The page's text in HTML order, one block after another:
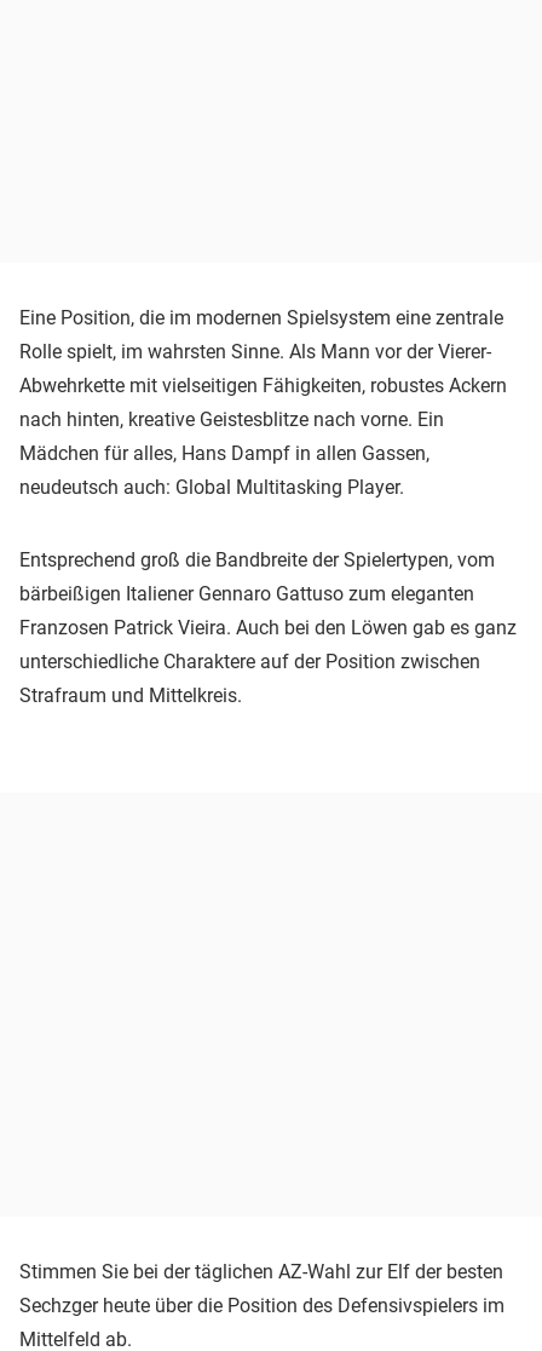
Eine Position, die im modernen Spielsystem eine zentrale
Rolle spielt, im wahrsten Sinne. Als Mann vor der Vierer-
Abwehrkette mit vielseitigen Fähigkeiten, robustes Ackern
nach hinten, kreative Geistesblitze nach vorne. Ein
Mädchen für alles, Hans Dampf in allen Gassen,
neudeutsch auch: Global Multitasking Player.
Entsprechend groß die Bandbreite der Spielertypen, vom
bärbeißigen Italiener Gennaro Gattuso zum eleganten
Franzosen Patrick Vieira. Auch bei den Löwen gab es ganz
unterschiedliche Charaktere auf der Position zwischen
Strafraum und Mittelkreis.
Stimmen Sie bei der täglichen AZ-Wahl zur Elf der besten
Sechzger heute über die Position des Defensivspielers im
Mittelfeld ab.